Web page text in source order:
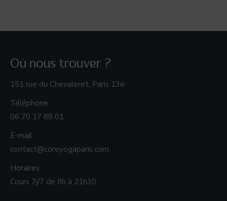
Où nous trouver ?
151 rue du Chevaleret, Paris 13e
Téléphone
06 70 17 88 01
E-mail
contact@coreyogaparis.com
Horaires
Cours 7j/7 de 8h à 21h30